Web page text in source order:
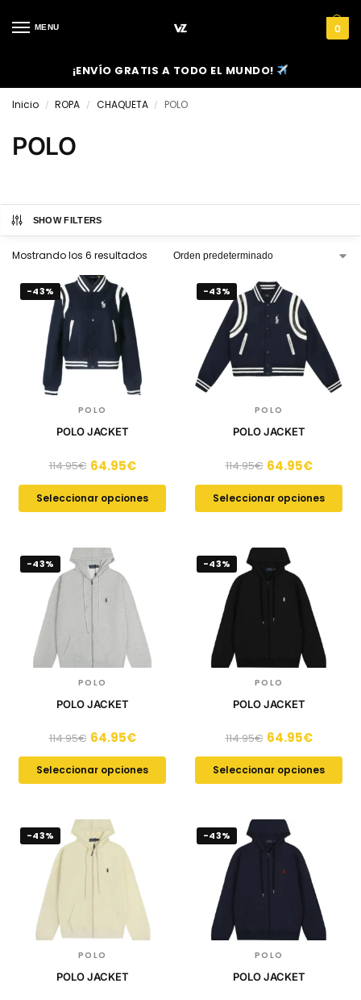
MENU 0
¡ENVÍO GRATIS A TODO EL MUNDO!
Inicio / ROPA / CHAQUETA / POLO
POLO
SHOW FILTERS
Mostrando los 6 resultados
-43%
POLO
POLO JACKET
114.95€ 64.95€
Seleccionar opciones
-43%
POLO
POLO JACKET
114.95€ 64.95€
Seleccionar opciones
-43%
POLO
POLO JACKET
114.95€ 64.95€
Seleccionar opciones
-43%
POLO
POLO JACKET
114.95€ 64.95€
Seleccionar opciones
-43%
POLO
POLO JACKET
-43%
POLO
POLO JACKET